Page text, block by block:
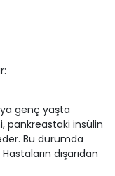
genç yaşta
pankreastaki insülin
Bu durumda
dışarıdan